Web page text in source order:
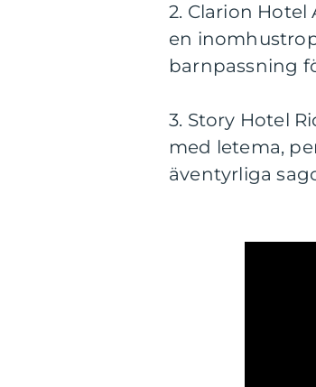
2. Clarion
en
barnpassning
3. Story Hotel
med letema,
äventyrliga